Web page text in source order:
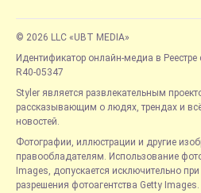
© 2026 LLC «UBT MEDIA»
Идентификатор онлайн-медиа в
R40-05347
Styler является развлекательным
рассказывающим о людях, трендах и
новостей.
Фотографии, иллюстрации и другие
правообладателям. Использование
Images, допускается исключительно
разрешения фотоагентства Getty